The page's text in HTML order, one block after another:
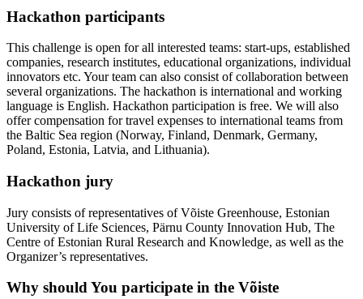
Hackathon participants
This challenge is open for all interested teams: start-ups, established
companies, research institutes, educational organizations, individual
innovators etc. Your team can also consist of collaboration between
several organizations. The hackathon is international and working
language is English. Hackathon participation is free. We will also
offer compensation for travel expenses to international teams from
the Baltic Sea region (Norway, Finland, Denmark, Germany,
Poland, Estonia, Latvia, and Lithuania).
Hackathon jury
Jury consists of representatives of Võiste Greenhouse, Estonian
University of Life Sciences, Pärnu County Innovation Hub, The
Centre of Estonian Rural Research and Knowledge, as well as the
Organizer’s representatives.
Why should You participate in the Võiste